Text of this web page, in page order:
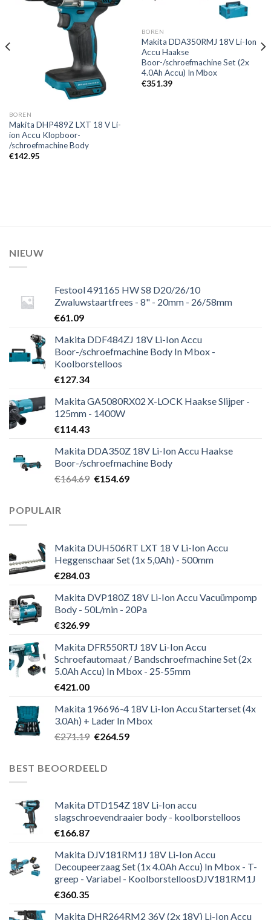
Toevoegen
verlanglijst
BOREN
Makita DHP489Z LXT 18 V Li-
ion Accu Klopboor-
/schroefmachine Body
€142.95
Toevoegen
aan
BOREN
Makita DDA350RMJ 18V Li-Ion
Accu Haakse
Boor-/schroefmachine Set (2x
4.0Ah Accu) In Mbox
€351.39
NIEUW
Festool 491165 HW S8 D20/26/10
Zwaluwstaartfrees - 8" - 20mm - 26/58mm
€61.09
Makita DDF484ZJ 18V Li-Ion Accu
Boor-/schroefmachine Body In Mbox -
Koolborstelloos
€127.34
Makita GA5080RX02 X-LOCK Haakse Slijper -
125mm - 1400W
€114.43
Makita DDA350Z 18V Li-Ion Accu Haakse
Boor-/schroefmachine Body
€164.69 Oorspronkelijke
€154.69Huidige
POPULAIR
Makita DUH506RT LXT 18 V Li-Ion Accu
Heggenschaar Set (1x 5,0Ah) - 500mm
€284.03
Makita DVP180Z 18V Li-Ion Accu Vacuümpomp
Body - 50L/min - 20Pa
€326.99
Makita DFR550RTJ 18V Li-Ion Accu
Schroefautomaat / Bandschroefmachine Set (2x
5.0Ah Accu) In Mbox - 25-55mm
€421.00
Makita 196696-4 18V Li-Ion Accu Starterset (4x
3.0Ah) + Lader In Mbox
€271.19 Oorspronkelijke
€271.19.
€264.59Huidige
BEST BEOORDEELD
Makita DTD154Z 18V Li-Ion accu
slagschroevendraaier body - koolborstelloos
€166.87
Makita DJV181RM1J 18V Li-Ion Accu
Decoupeerzaag Set (1x 4.0Ah Accu) In Mbox - T-
greep - Variabel - KoolborstelloosDJV181RM1J
€360.35
Makita DHR264RM2 36V (2x 18V) Li-Ion Accu